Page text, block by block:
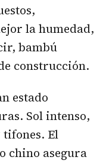
la humedad,
bambú
construcción.
estado
Sol intenso,
El
chino asegura